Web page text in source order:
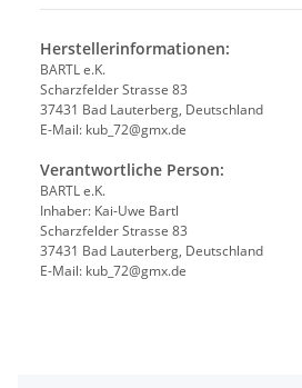
Herstellerinformationen:
BARTL e.K.
Scharzfelder Strasse 83
37431 Bad Lauterberg, Deutschland
E-Mail: kub_72@gmx.de
Verantwortliche Person:
BARTL e.K.
Inhaber: Kai-Uwe Bartl
Scharzfelder Strasse 83
37431 Bad Lauterberg, Deutschland
E-Mail: kub_72@gmx.de